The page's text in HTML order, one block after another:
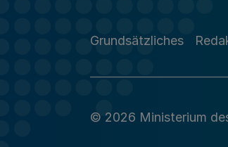
Grundsätzliches
© 2026 Ministerium